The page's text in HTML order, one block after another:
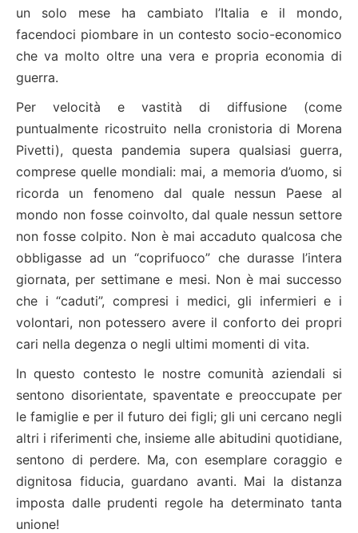
un solo mese ha cambiato l’Italia e il mondo,
facendoci piombare in un contesto socio-economico
che va molto oltre una vera e propria economia di
guerra.
Per velocità e vastità di diffusione (come
puntualmente ricostruito nella cronistoria di Morena
Pivetti), questa pandemia supera qualsiasi guerra,
comprese quelle mon­diali: mai, a memoria d’uomo, si
ricorda un fenomeno dal quale nessun Paese al
mondo non fosse coinvolto, dal quale nessun settore
non fosse colpito. Non è mai accaduto qualcosa che
obbligasse ad un “coprifuoco” che durasse l’intera
giornata, per settimane e mesi. Non è mai successo
che i “caduti”, compresi i medici, gli in­fermieri e i
volontari, non potessero avere il conforto dei propri
cari nella degenza o negli ultimi momenti di vita.
In questo contesto le nostre comunità aziendali si
sentono disorientate, spaventate e preoccupate per
le famiglie e per il futuro dei figli; gli uni cercano negli
altri i riferimenti che, insieme alle abitudini quotidiane,
sentono di perdere. Ma, con esemplare coraggio e
dignitosa fiducia, guardano avanti. Mai la distanza
imposta dalle prudenti regole ha determinato tanta
unione!